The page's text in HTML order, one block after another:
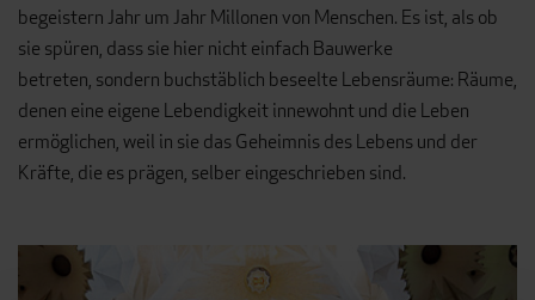
begeistern Jahr um Jahr Millonen von Menschen. Es ist, als ob
sie spüren, dass sie hier nicht einfach Bauwerke
betreten, sondern buchstäblich beseelte Lebensräume: Räume,
denen eine eigene Lebendigkeit innewohnt und die Leben
ermöglichen, weil in sie das Geheimnis des Lebens und der
Kräfte, die es prägen, selber eingeschrieben sind.